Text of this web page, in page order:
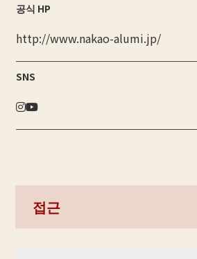
공식 HP
http://www.nakao-alumi.jp/
SNS
접근